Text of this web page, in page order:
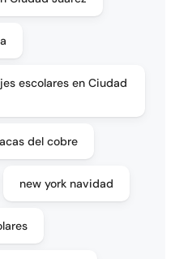
escolares en Ciudad
del cobre
new york navidad